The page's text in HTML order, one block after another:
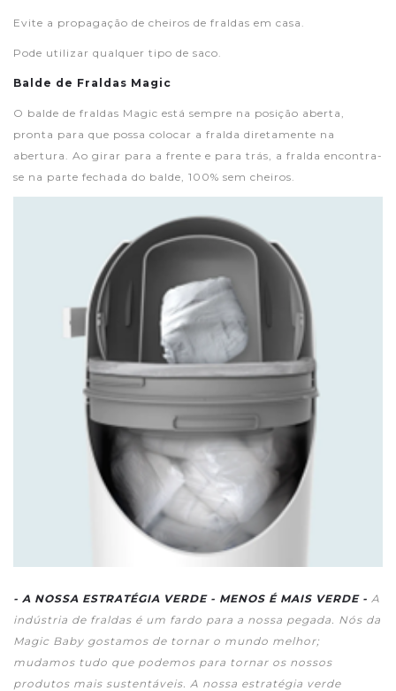
Evite a propagação de cheiros de fraldas em casa.
Pode utilizar qualquer tipo de saco.
Balde de Fraldas Magic
O balde de fraldas Magic está sempre na posição aberta,
pronta para que possa colocar a fralda diretamente na
abertura. Ao girar para a frente e para trás, a fralda encontra-
se na parte fechada do balde, 100% sem cheiros.
- A NOSSA ESTRATÉGIA VERDE - MENOS É MAIS VERDE - A
indústria de fraldas é um fardo para a nossa pegada. Nós da
Magic Baby gostamos de tornar o mundo melhor;
mudamos tudo que podemos para tornar os nossos
produtos mais sustentáveis. A nossa estratégia verde